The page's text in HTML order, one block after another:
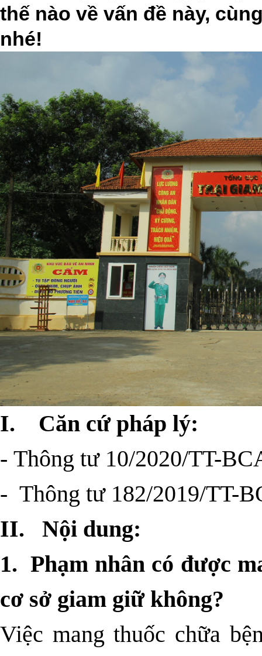
thế nào về vấn đề này,
nhé!
I. Căn cứ pháp lý:
- Thông tư 10/2020/TT-
- Thông tư 182/2019/TT-
II. Nội dung:
1. Phạm nhân có được
cơ sở giam giữ không?
Việc mang thuốc chữa